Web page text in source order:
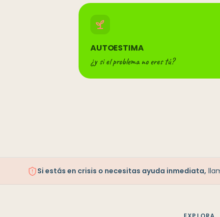
AUTOESTIMA
¿y si el problema no eres tú?
Si estás en crisis o necesitas ayuda inmediata,